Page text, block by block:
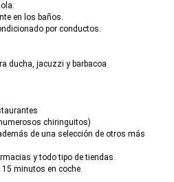
en los baños.
por conductos.
ducha, jacuzzi y barbacoa
chiringuitos)
de una selección de otros más
y todo tipo de tiendas.
15 minutos en coche.